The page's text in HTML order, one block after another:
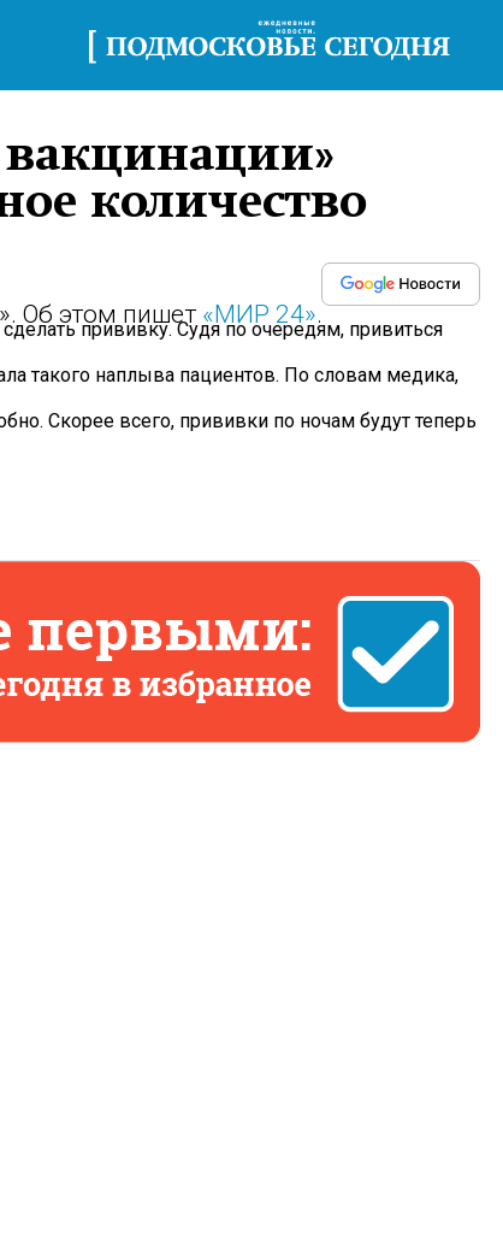
вакцинации»
количество
Об этом пишет «МИР 24».
прививку. Судя по очередям, привиться
такого наплыва пациентов. По словам медика,
Скорее всего, прививки по ночам будут теперь